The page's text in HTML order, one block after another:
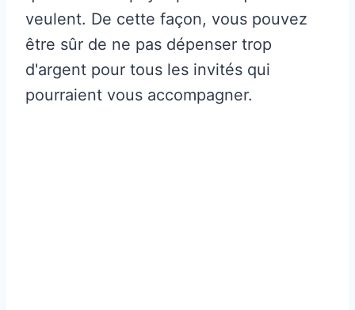
veulent. De cette façon, vous pouvez
être sûr de ne pas dépenser trop
d'argent pour tous les invités qui
pourraient vous accompagner.